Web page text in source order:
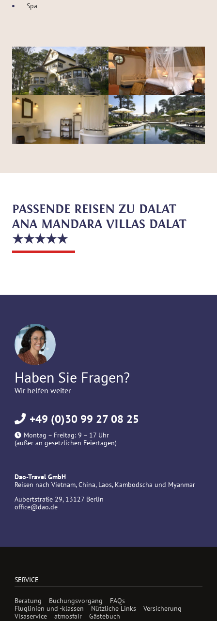
Spa
PASSENDE REISEN ZU DALAT
ANA MANDARA VILLAS DALAT
★★★★★
Haben Sie Fragen?
Wir helfen weiter
+49 (0)30 99 27 08 25
Montag – Freitag: 9 – 17 Uhr
(außer an gesetzlichen Feiertagen)
Dao-Travel GmbH
Reisen nach Vietnam, China, Laos, Kambodscha und Myanmar
Aubertstraße 29, 13127 Berlin
office@dao.de
SERVICE
Beratung Buchungsvorgang
FAQs
Fluglinien und -klassen
Nützliche Links
Versicherung
Visaservice
atmosfair Gästebuch